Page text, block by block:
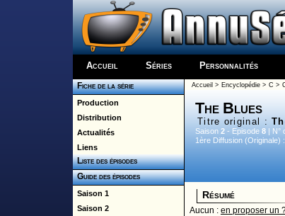
Accueil Séries Personnalités
Fiche de la série
Production
Distribution
Actualités
Liens
Liste des épisodes
Guide des épisodes
Saison 1
Saison 2
Accueil > Encyclopédie> C >
The Blues
Titre original :
Saison 2 - Episode 8 | N°
1ère Diffusion (Originale) :
Résumé
Aucun : en proposer un